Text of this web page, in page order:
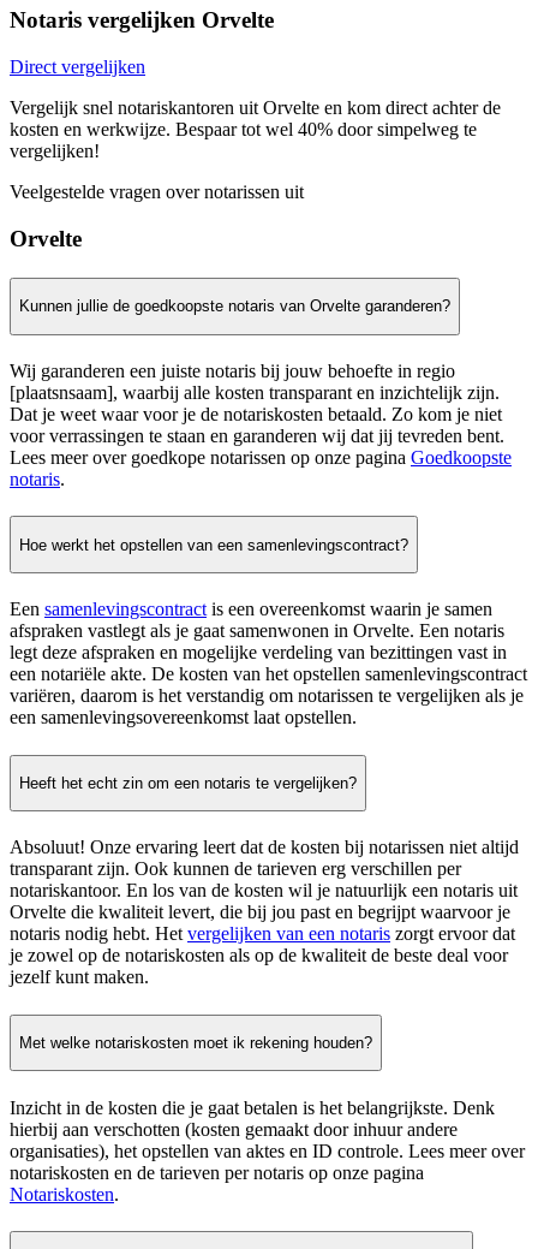
Notaris vergelijken Orvelte
Direct vergelijken
Vergelijk snel notariskantoren uit Orvelte en kom direct achter de
kosten en werkwijze. Bespaar tot wel 40% door simpelweg te
vergelijken!
Veelgestelde vragen over notarissen uit
Orvelte
Kunnen jullie de goedkoopste notaris van Orvelte garanderen?
Wij garanderen een juiste notaris bij jouw behoefte in regio
[plaatsnsaam], waarbij alle kosten transparant en inzichtelijk zijn.
Dat je weet waar voor je de notariskosten betaald. Zo kom je niet
voor verrassingen te staan en garanderen wij dat jij tevreden bent.
Lees meer over goedkope notarissen op onze pagina Goedkoopste
notaris.
Hoe werkt het opstellen van een samenlevingscontract?
Een samenlevingscontract is een overeenkomst waarin je samen
afspraken vastlegt als je gaat samenwonen in Orvelte. Een notaris
legt deze afspraken en mogelijke verdeling van bezittingen vast in
een notariële akte. De kosten van het opstellen samenlevingscontract
variëren, daarom is het verstandig om notarissen te vergelijken als je
een samenlevingsovereenkomst laat opstellen.
Heeft het echt zin om een notaris te vergelijken?
Absoluut! Onze ervaring leert dat de kosten bij notarissen niet altijd
transparant zijn. Ook kunnen de tarieven erg verschillen per
notariskantoor. En los van de kosten wil je natuurlijk een notaris uit
Orvelte die kwaliteit levert, die bij jou past en begrijpt waarvoor je
notaris nodig hebt. Hetvergelijken van een notaris zorgt ervoor dat
je zowel op de notariskosten als op de kwaliteit de beste deal voor
jezelf kunt maken.
Met welke notariskosten moet ik rekening houden?
Inzicht in de kosten die je gaat betalen is het belangrijkste. Denk
hierbij aan verschotten (kosten gemaakt door inhuur andere
organisaties), het opstellen van aktes en ID controle. Lees meer over
notariskosten en de tarieven per notaris op onze pagina
Notariskosten.